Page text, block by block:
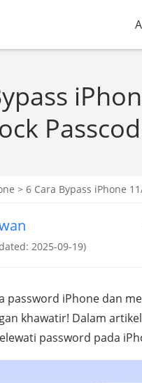
> 6 Cara Bypass iPhone
2025-09-19)
password iPhone dan
khawatir! Dalam
password pada